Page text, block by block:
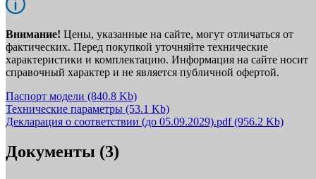
Внимание! Цены, указанные на сайте, могут отличаться от
фактических. Перед покупкой уточняйте технические
характеристики и комплектацию. Информация на сайте носит
справочный характер и не является публичной офертой.
Паспорт модели (840.8 Kb)
Технические параметры (53.1 Kb)
Декларация о соответствии (до 05.09.2029).pdf(956.2 Kb)
Документы (3)